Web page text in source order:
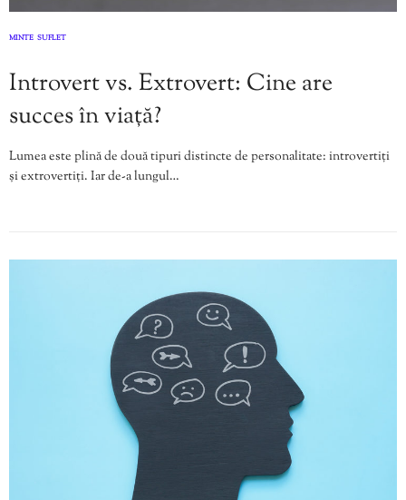
MINTE SUFLET
Introvert vs. Extrovert: Cine are
succes în viață?
Lumea este plină de două tipuri distincte de personalitate: introvertiți
și extrovertiți. Iar de-a lungul…